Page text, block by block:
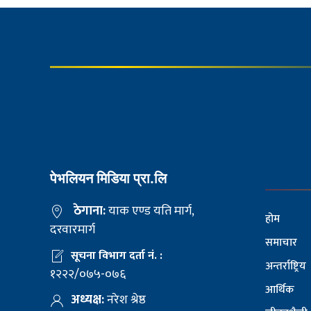
पेभलियन मिडिया प्रा.लि
ठेगाना:याक एण्ड यति मार्ग,
दरवारमार्ग
सूचना विभाग दर्ता नं. :
१२२२/०७५-०७६
अध्यक्ष:नरेश श्रेष्ठ
होम
समाचार
अन्तर्राष्ट्रिय
आर्थिक